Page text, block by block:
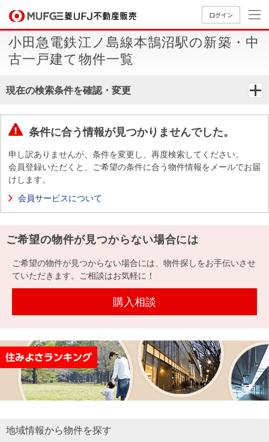
ログイン
買いたいTOP
中古
マン
ンを
探す
築・
一戸
建て
す
用
物
件
を
す
件を
探す
売りたいTOP
無
料
定
却
談
売却
金額
試算
売却向け
周辺相場
住まい1プ
店舗案内TOP
店舗のご
案内（首
案内（名
案内（関
会社情報TOP
ごあいさ
つ
要
Way
経営ビジ
ョン
組織図
役員一
沿革
本社地
図
（電子ブ
ック版）
採用情報TOP
新卒採用
情報
採用情報
買いたい
売りたい
店舗案内
会社情報
採用情報
提携企業にお勤めの方
閉じる
小田急電鉄江ノ島線本鵠沼駅の新築・中
古一戸建て物件一覧
現在の検索条件を確認・変更
条件に合う情報が見つかりませんでした。
申し訳ありませんが、条件を変更し、再度検索してください。
会員登録いただくと、ご希望の条件に合う物件情報をメールでお届
けします。
会員サービスについて
ご希望の物件が見つからない場合には
ご希望の物件が見つからない場合には、物件探しをお手伝いさせ
ていただきます。ご相談はお気軽に！
購入相談
地域情報から物件を探す